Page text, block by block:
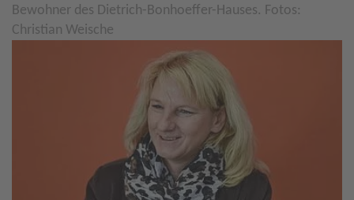
Bewohner des Dietrich-Bonhoeffer-Hauses. Fotos:
Christian Weische